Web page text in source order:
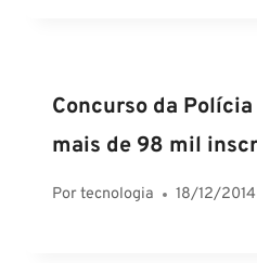
Concurso da
mais de 98 mil
Portecnologia 18/12/2014